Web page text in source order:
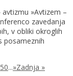
»Avtizem –
zavedanja
v obliki okroglih
posameznih
50...»Zadnja »